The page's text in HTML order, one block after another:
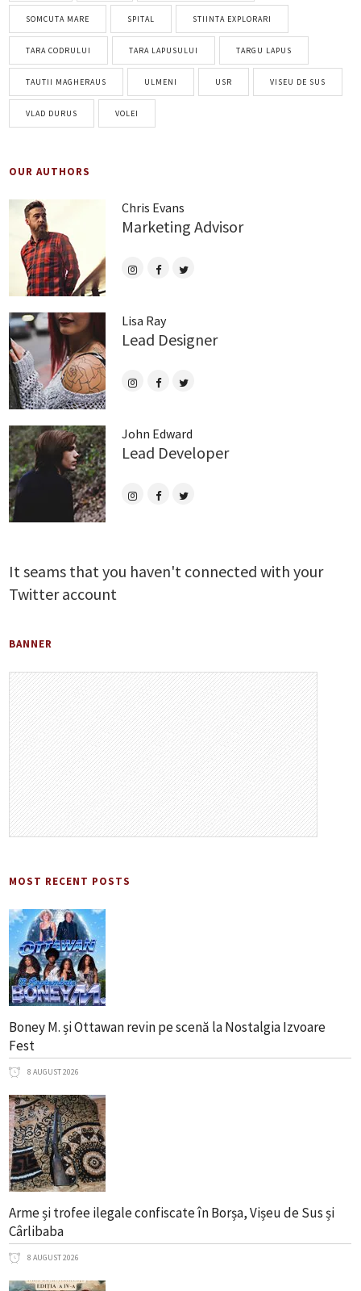
SOMCUTA MARE SPITAL STIINTA EXPLORARI
TARA CODRULUI TARA LAPUSULUI TARGU LAPUS
TAUTII MAGHERAUS ULMENI USR VISEU DE SUS
VLAD DURUS VOLEI
OUR AUTHORS
Chris Evans
Marketing Advisor
Lisa Ray
Lead Designer
John Edward
Lead Developer
It seams that you haven't connected with your
Twitter account
BANNER
MOST RECENT POSTS
Boney M. și Ottawan revin pe scenă la Nostalgia Izvoare
Fest
8 AUGUST 2026
Arme și trofee ilegale confiscate în Borșa, Vișeu de Sus și
Cârlibaba
8 AUGUST 2026